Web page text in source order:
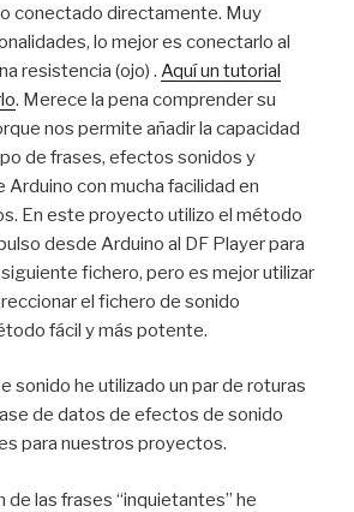
conectado directamente. Muy
lo mejor es conectarlo al
resistencia (ojo) . Aquí un tutorial
. Merece la pena comprender su
nos permite añadir la capacidad
de frases, efectos sonidos y
con mucha facilidad en
En este proyecto utilizo el método
desde Arduino al DF Player para
fichero, pero es mejor utilizar
el fichero de sonido
fácil y más potente.
sonido he utilizado un par de roturas
de datos de efectos de sonido
para nuestros proyectos.
de las frases “inquietantes” he